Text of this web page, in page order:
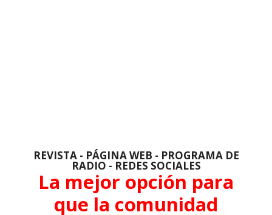
REVISTA - PÁGINA WEB - PROGRAMA DE
RADIO - REDES SOCIALES
La mejor opción para
que la comunidad